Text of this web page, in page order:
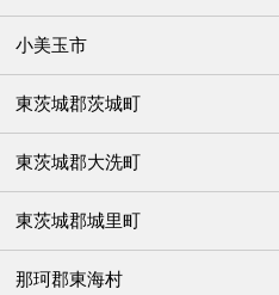
小美玉市
東茨城郡茨城町
東茨城郡大洗町
東茨城郡城里町
那珂郡東海村